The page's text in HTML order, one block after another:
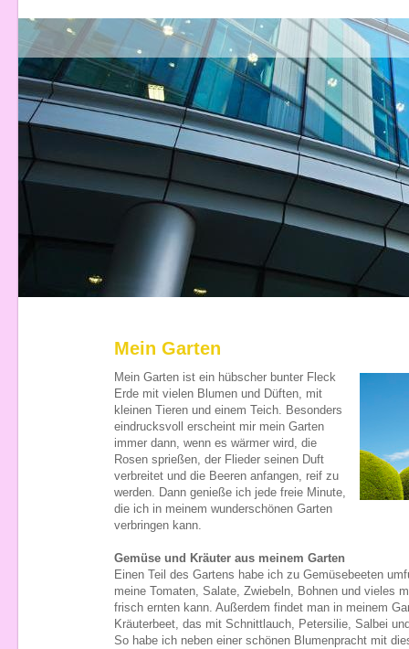
Mein Garten
Mein Garten ist ein hübscher bunter Fleck
Erde mit vielen Blumen und Düften, mit
kleinen Tieren und einem Teich. Besonders
eindrucksvoll erscheint mir mein Garten
immer dann, wenn es wärmer wird, die
Rosen sprießen, der Flieder seinen Duft
verbreitet und die Beeren anfangen, reif zu
werden. Dann genieße ich jede freie Minute,
die ich in meinem wunderschönen Garten
verbringen kann.
Gemüse und Kräuter aus meinem Garten
Einen Teil des Gartens habe ich zu Gemüsebeeten
meine Tomaten, Salate, Zwiebeln, Bohnen und vieles
frisch ernten kann. Außerdem findet man in meinem
Kräuterbeet, das mit Schnittlauch, Petersilie, Salbei
So habe ich neben einer schönen Blumenpracht mit